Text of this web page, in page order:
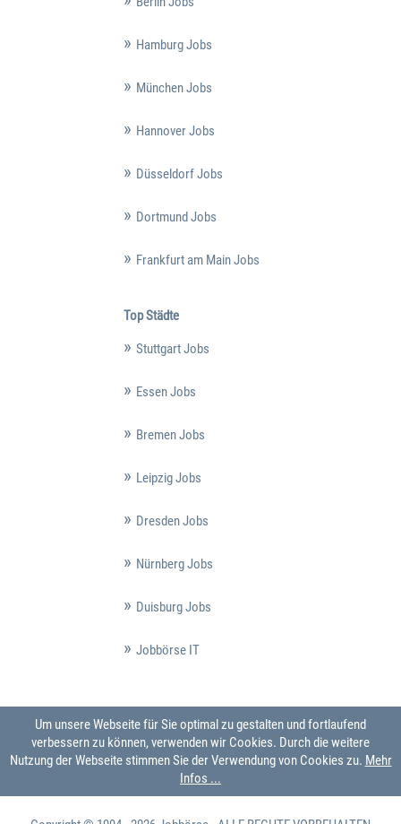
Hamburg Jobs
München Jobs
Hannover Jobs
Düsseldorf Jobs
Dortmund Jobs
Frankfurt am Main Jobs
Top Städte
Stuttgart Jobs
Essen Jobs
Bremen Jobs
Leipzig Jobs
Dresden Jobs
Nürnberg Jobs
Duisburg Jobs
Jobbörse IT
Um unsere Webseite für Sie optimal zu gestalten und fortlaufend
verbessern zu können, verwenden wir Cookies. Durch die weitere
Nutzung der Webseite stimmen Sie der Verwendung von Cookies zu. Mehr
Infos ...